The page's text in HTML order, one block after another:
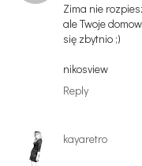
Zima nie
ale Twoje
się zbytnio ;)
nikosview
Reply
kayaretro